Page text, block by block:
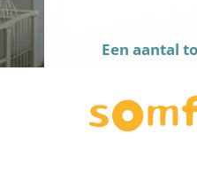
Een aantal